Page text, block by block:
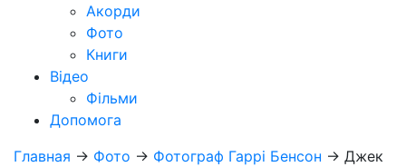
Акорди
Фото
Книги
Відео
Фільми
Допомога
Главная → Фото → Фотограф Гаррі Бенсон → Джек